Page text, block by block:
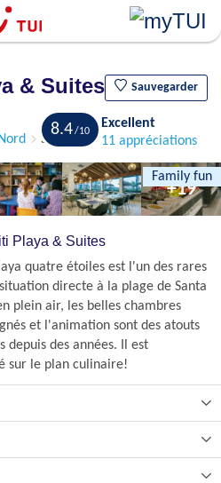
& Suites Sauvegarder
Santa Susanna
Family fun
8.4
Excellent
11 appréciations
+19
Playa & Suites
quatre étoiles est l'un des rares
directe à la plage de Santa
plein air, les belles chambres
et l'animation sont des atouts
depuis des années. Il est
sur le plan culinaire!